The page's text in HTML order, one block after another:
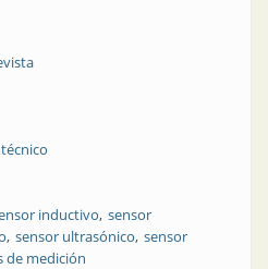
inductivo sensor
sensor ultrasónico sensor
de medición